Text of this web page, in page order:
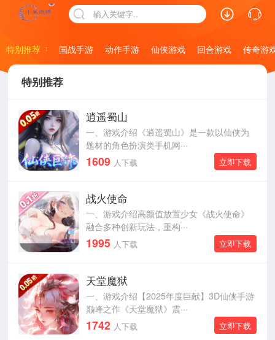
输入关键字..
特别推荐
修仙手游 国战手游 动作手游 仙侠游戏 回合游戏 传奇游戏
特别推荐
逍遥蜀山
一、游戏介绍《逍遥蜀山》是一款以仙侠为
题材的角色扮演类手机网···
1609 人下载 立即下载
战火使命
一、游戏介绍高颜值放置少女《战火使命》
融合多种创新玩法，重构···
1995 人下载 立即下载
天堂魔狱
一、游戏介绍【2025年度巨献】3D仙侠手游
巅峰之作《天堂魔狱》震···
1742 人下载 立即下载